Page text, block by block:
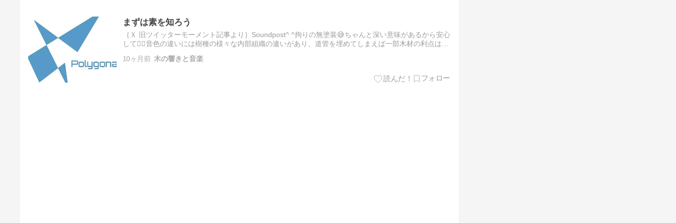
まずは素を知ろう
｛Ｘ 旧ツイッターモーメント記事より｝Soundpost^ ^拘りの無塗装😅ちゃんと深い意味があるから安心
して😮‍💨音色の違いには樹種の様々な内部組織の違いがあり、道管を埋めてしまえば一部木材の利点は後
10ヶ月前 木の響きと音楽